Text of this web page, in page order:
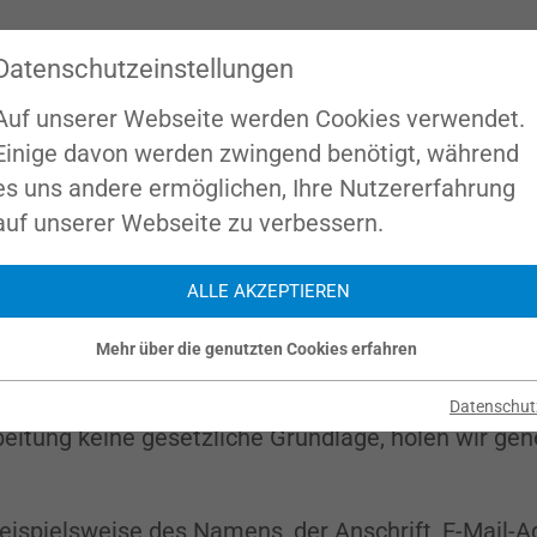
Unternehmen. Datenschutz hat einen
Daten erforderlich werden. Ist
keine gesetzliche Grundlage, holen wir
unserer Webseite werden Cookies verwendet.
davon werden zwingend benötigt, während
uns andere ermöglichen, Ihre Nutzererfahrung
unserer Webseite zu verbessern.
ALLE AKZEPTIEREN
Mehr über die genutzten Cookies erfahren